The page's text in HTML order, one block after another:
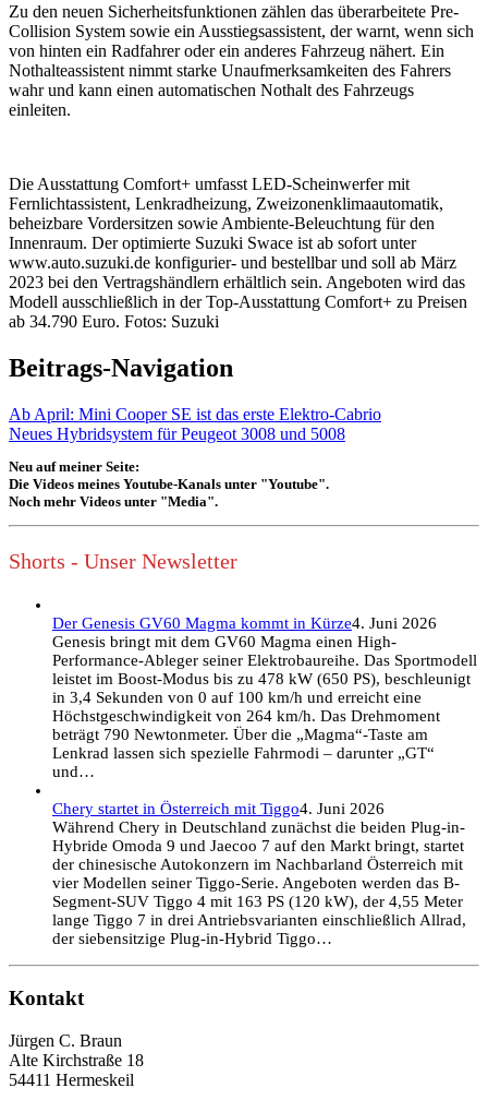
Zu den neuen Sicherheitsfunktionen zählen das überarbeitete Pre-
Collision System sowie ein Ausstiegsassistent, der warnt, wenn sich
von hinten ein Radfahrer oder ein anderes Fahrzeug nähert. Ein
Nothalteassistent nimmt starke Unaufmerksamkeiten des Fahrers
wahr und kann einen automatischen Nothalt des Fahrzeugs
einleiten.
Die Ausstattung Comfort+ umfasst LED-Scheinwerfer mit
Fernlichtassistent, Lenkradheizung, Zweizonenklimaautomatik,
beheizbare Vordersitzen sowie Ambiente-Beleuchtung für den
Innenraum. Der optimierte Suzuki Swace ist ab sofort unter
www.auto.suzuki.de konfigurier- und bestellbar und soll ab März
2023 bei den Vertragshändlern erhältlich sein. Angeboten wird das
Modell ausschließlich in der Top-Ausstattung Comfort+ zu Preisen
ab 34.790 Euro. Fotos: Suzuki
Beitrags-Navigation
Ab April: Mini Cooper SE ist das erste Elektro-Cabrio
Neues Hybridsystem für Peugeot 3008 und 5008
Neu auf meiner Seite:
Die Videos meines Youtube-Kanals unter "Youtube".
Noch mehr Videos unter "Media".
Shorts - Unser Newsletter
Der Genesis GV60 Magma kommt in Kürze4. Juni 2026
Genesis bringt mit dem GV60 Magma einen High-
Performance-Ableger seiner Elektrobaureihe. Das Sportmodell
leistet im Boost-Modus bis zu 478 kW (650 PS), beschleunigt
in 3,4 Sekunden von 0 auf 100 km/h und erreicht eine
Höchstgeschwindigkeit von 264 km/h. Das Drehmoment
beträgt 790 Newtonmeter. Über die „Magma“-Taste am
Lenkrad lassen sich spezielle Fahrmodi – darunter „GT“
und…
Chery startet in Österreich mit Tiggo4. Juni 2026
Während Chery in Deutschland zunächst die beiden Plug-in-
Hybride Omoda 9 und Jaecoo 7 auf den Markt bringt, startet
der chinesische Autokonzern im Nachbarland Österreich mit
vier Modellen seiner Tiggo-Serie. Angeboten werden das B-
Segment-SUV Tiggo 4 mit 163 PS (120 kW), der 4,55 Meter
lange Tiggo 7 in drei Antriebsvarianten einschließlich Allrad,
der siebensitzige Plug-in-Hybrid Tiggo…
Kontakt
Jürgen C. Braun
Alte Kirchstraße 18
54411 Hermeskeil